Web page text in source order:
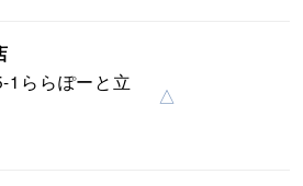
1ららぽーと立
△